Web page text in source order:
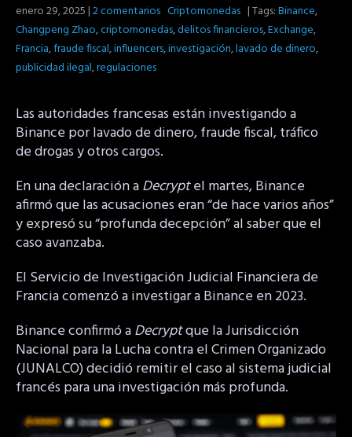
enero 29, 2025|2 comentarios Criptomonedas | Tags:Binance,
Changpeng Zhao,criptomonedas,delitos financieros,Exchange,
Francia,fraude fiscal,influencers,investigación,lavado de dinero,
publicidad ilegal,regulaciones
Las autoridades francesas están investigando a
Binance por lavado de dinero, fraude fiscal, tráfico
de drogas y otros cargos.
En una declaración aDecryptel martes, Binance
afirmó que las acusaciones eran “de hace varios años”
y expresó su “profunda decepción” al saber que el
caso avanzaba.
El Servicio de Investigación Judicial Financiera de
Francia comenzó a investigar a Binance en 2023.
Binance confirmó aDecryptque la Jurisdicción
Nacional para la Lucha contra el Crimen Organizado
(JUNALCO) decidió remitir el caso al sistema judicial
francés para una investigación más profunda.